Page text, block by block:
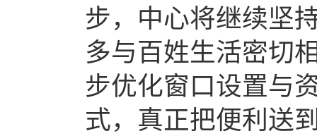
步，中心将继续坚
多与百姓生活密切
步优化窗口设置与
式，真正把便利送